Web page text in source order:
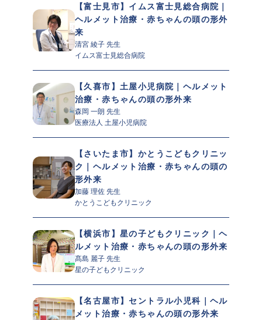
【富士見市】イムス富士見総合病院｜
ヘルメット治療・赤ちゃんの頭の形外
来
清宮 綾子 先生
イムス富士見総合病院
【久喜市】土屋小児病院｜ヘルメット
治療・赤ちゃんの頭の形外来
森岡 一朗 先生
医療法人 土屋小児病院
【さいたま市】かとうこどもクリニッ
ク｜ヘルメット治療・赤ちゃんの頭の
形外来
加藤 理佐 先生
かとうこどもクリニック
【横浜市】星の子どもクリニック｜ヘ
ルメット治療・赤ちゃんの頭の形外来
髙島 麗子 先生
星の子どもクリニック
【名古屋市】セントラル小児科｜ヘル
メット治療・赤ちゃんの頭の形外来